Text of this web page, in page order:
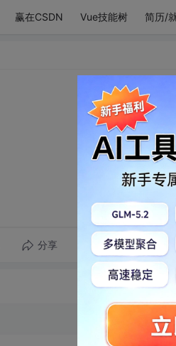
赢在CSDN Vue技能树 简历/
分享 转发到动态